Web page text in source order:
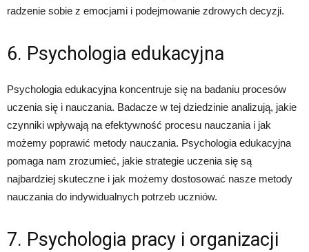
radzenie sobie z emocjami i podejmowanie zdrowych decyzji.
6. Psychologia edukacyjna
Psychologia edukacyjna koncentruje się na badaniu procesów
uczenia się i nauczania. Badacze w tej dziedzinie analizują, jakie
czynniki wpływają na efektywność procesu nauczania i jak
możemy poprawić metody nauczania. Psychologia edukacyjna
pomaga nam zrozumieć, jakie strategie uczenia się są
najbardziej skuteczne i jak możemy dostosować nasze metody
nauczania do indywidualnych potrzeb uczniów.
7. Psychologia pracy i organizacji